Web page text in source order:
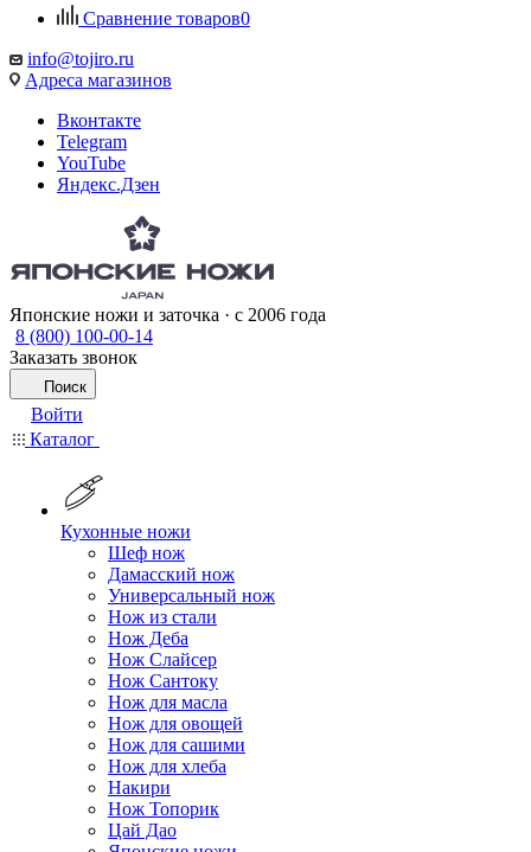
Сравнение товаров0
info@tojiro.ru
Адреса магазинов
Вконтакте
Telegram
YouTube
Яндекс.Дзен
Японские ножи и заточка · с 2006 года
8 (800) 100-00-14
Заказать звонок
Поиск
Войти
Каталог
Кухонные ножи
Шеф нож
Дамасский нож
Универсальный нож
Нож из стали
Нож Деба
Нож Слайсер
Нож Сантоку
Нож для масла
Нож для овощей
Нож для сашими
Нож для хлеба
Накири
Нож Топорик
Цай Дао